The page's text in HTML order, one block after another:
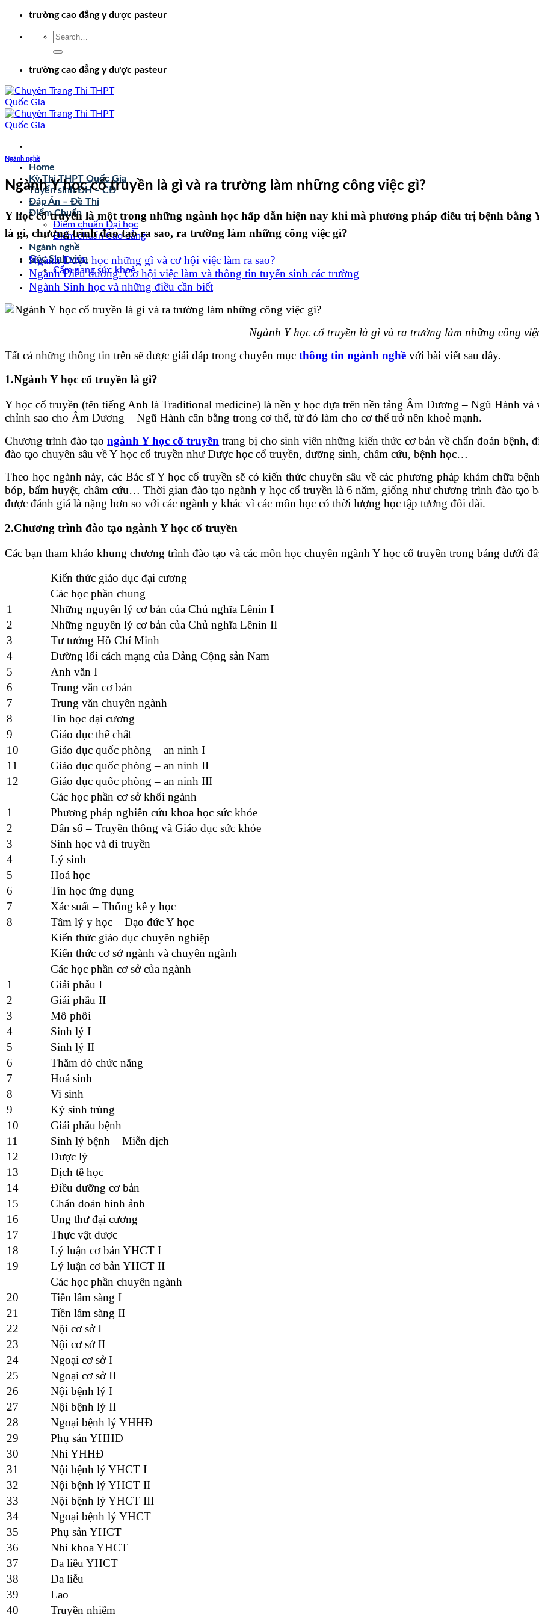
Chuyểntrường cao đẳng y dược pasteur
trường cao đẳng y dược pasteur
Home
Kỳ Thi THPT Quốc Gia
Tuyển sinh ĐH – CĐ
Đáp Án – Đề Thi
Điểm Chuẩn
Điểm chuẩn Đại học
Điểm chuẩn Cao đẳng
Ngành nghề
Góc Sinh viên
Cẩm nang sức khoẻ
Ngành nghề
Ngành Y học cổ truyền là gì và ra trường làm những công việc gì?
Y học cổ truyền là một trong những ngành học hấp dẫn hiện nay khi mà phương pháp điều trị bệnh
là gì, chương trình đào tạo ra sao, ra trường làm những công việc gì?
Ngành Dược học những gì và cơ hội việc làm ra sao?
Ngành Điều dưỡng: Cơ hội việc làm và thông tin tuyển sinh các trường
Ngành Sinh học và những điều cần biết
Ngành Y học cổ truyền là gì và ra trường làm những công
Tất cả những thông tin trên sẽ được giải đáp trong chuyên mục thông tin ngành nghề với bài viết sau đây.
1.Ngành Y học cổ truyền là gì?
Y học cổ truyền (tên tiếng Anh là Traditional medicine) là nền y học dựa trên nền tảng Âm Dương – Ngũ Hành
chỉnh sao cho Âm Dương – Ngũ Hành cân bằng trong cơ thể, từ đó làm cho cơ thể trở nên khoẻ mạnh.
Chương trình đào tạongành Y học cổ truyền trang bị cho sinh viên những kiến thức cơ bản về chẩn đoán bệnh,
đào tạo chuyên sâu về Y học cổ truyền như Dược học cổ truyền, dưỡng sinh, châm cứu, bệnh học…
Theo học ngành này, các Bác sĩ Y học cổ truyền sẽ có kiến thức chuyên sâu về các phương pháp khám chữa
bóp, bấm huyệt, châm cứu… Thời gian đào tạo ngành y học cổ truyền là 6 năm, giống như chương trình đào tạo
được đánh giá là nặng hơn so với các ngành y khác vì các môn học có thời lượng học tập tương đối dài.
2.Chương trình đào tạo ngành Y học cổ truyền
Các bạn tham khảo khung chương trình đào tạo và các môn học chuyên ngành Y học cổ truyền trong bảng dưới
Kiến thức giáo dục đại cương
Các học phần chung
1
Những nguyên lý cơ bản của Chủ nghĩa Lênin I
2
Những nguyên lý cơ bản của Chủ nghĩa Lênin II
3
Tư tưởng Hồ Chí Minh
4
Đường lối cách mạng của Đảng Cộng sản Nam
5
Anh văn I
6
Trung văn cơ bản
7
Trung văn chuyên ngành
8
Tin học đại cương
9
Giáo dục thể chất
10
Giáo dục quốc phòng – an ninh I
11
Giáo dục quốc phòng – an ninh II
12
Giáo dục quốc phòng – an ninh III
Các học phần cơ sở khối ngành
1
Phương pháp nghiên cứu khoa học sức khỏe
2
Dân số – Truyền thông và Giáo dục sức khỏe
3
Sinh học và di truyền
4
Lý sinh
5
Hoá học
6
Tin học ứng dụng
7
Xác suất – Thống kê y học
8
Tâm lý y học – Đạo đức Y học
Kiến thức giáo dục chuyên nghiệp
Kiến thức cơ sở ngành và chuyên ngành
Các học phần cơ sở của ngành
1
Giải phẫu I
2
Giải phẫu II
3
Mô phôi
4
Sinh lý I
5
Sinh lý II
6
Thăm dò chức năng
7
Hoá sinh
8
Vi sinh
9
Ký sinh trùng
10
Giải phẫu bệnh
11
Sinh lý bệnh – Miễn dịch
12
Dược lý
13
Dịch tễ học
14
Điều dưỡng cơ bản
15
Chẩn đoán hình ảnh
16
Ung thư đại cương
17
Thực vật dược
18
Lý luận cơ bản YHCT I
19
Lý luận cơ bản YHCT II
Các học phần chuyên ngành
20
Tiền lâm sàng I
21
Tiền lâm sàng II
22
Nội cơ sở I
23
Nội cơ sở II
24
Ngoại cơ sở I
25
Ngoại cơ sở II
26
Nội bệnh lý I
27
Nội bệnh lý II
28
Ngoại bệnh lý YHHĐ
29
Phụ sản YHHĐ
30
Nhi YHHĐ
31
Nội bệnh lý YHCT I
32
Nội bệnh lý YHCT II
33
Nội bệnh lý YHCT III
34
Ngoại bệnh lý YHCT
35
Phụ sản YHCT
36
Nhi khoa YHCT
37
Da liễu YHCT
38
Da liễu
39
Lao
40
Truyền nhiễm